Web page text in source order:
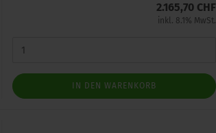
2.165,70 CHF
inkl. 8.1% MwSt.
IN DEN WARENKORB